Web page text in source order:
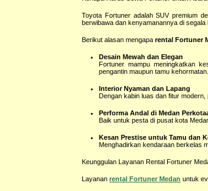
Toyota Fortuner adalah SUV premium
berwibawa dan kenyamanannya di segala
Berikut alasan mengaparental Fortuner
Desain Mewah dan Elegan
Fortuner mampu meningkatkan
pengantin maupun tamu kehormatan.
Interior Nyaman dan Lapang
Dengan kabin luas dan fitur
Performa Andal di Medan
Baik untuk pesta di pusat kota
Kesan Prestise untuk Tamu dan
Menghadirkan kendaraan berkelas
Keunggulan Layanan Rental Fortuner
Layananrental Fortuner Medan untuk